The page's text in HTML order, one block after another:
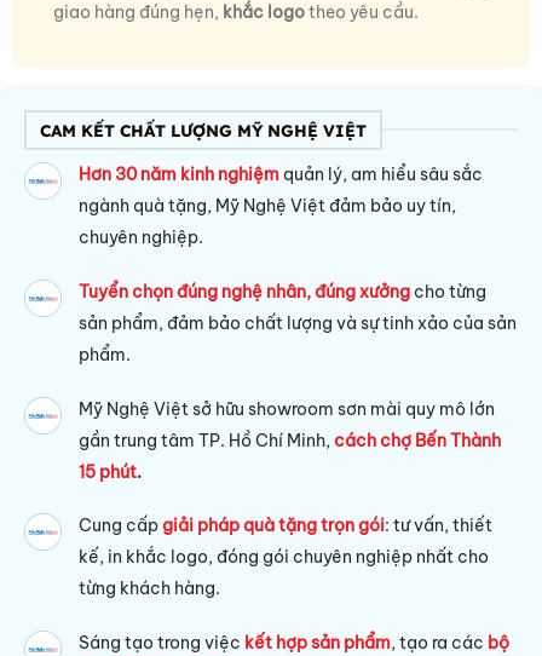
giao hàng đúng hẹn, khắc logotheo yêu cầu.
CAM KẾT CHẤT LƯỢNG MỸ NGHỆ VIỆT
Hơn 30 năm kinh nghiệm quản lý, am hiểu sâu sắc
ngành quà tặng, Mỹ Nghệ Việt đảm bảo uy tín,
chuyên nghiệp.
Tuyển chọn đúng nghệ nhân, đúng xưởng cho từng
sản phẩm, đảm bảo chất lượng và sự tinh xảo của sản
phẩm.
Mỹ Nghệ Việt sở hữu showroom sơn mài quy mô lớn
gần trung tâm TP. Hồ Chí Minh,cách chợ Bến Thành
15 phút.
Cung cấpgiải pháp quà tặng trọn gói: tư vấn, thiết
kế, in khắc logo, đóng gói chuyên nghiệp nhất cho
từng khách hàng.
Sáng tạo trong việc kết hợp sản phẩm, tạo ra các bộ